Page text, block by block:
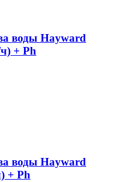
воды Hayward
+ Ph
воды Hayward
+ Ph